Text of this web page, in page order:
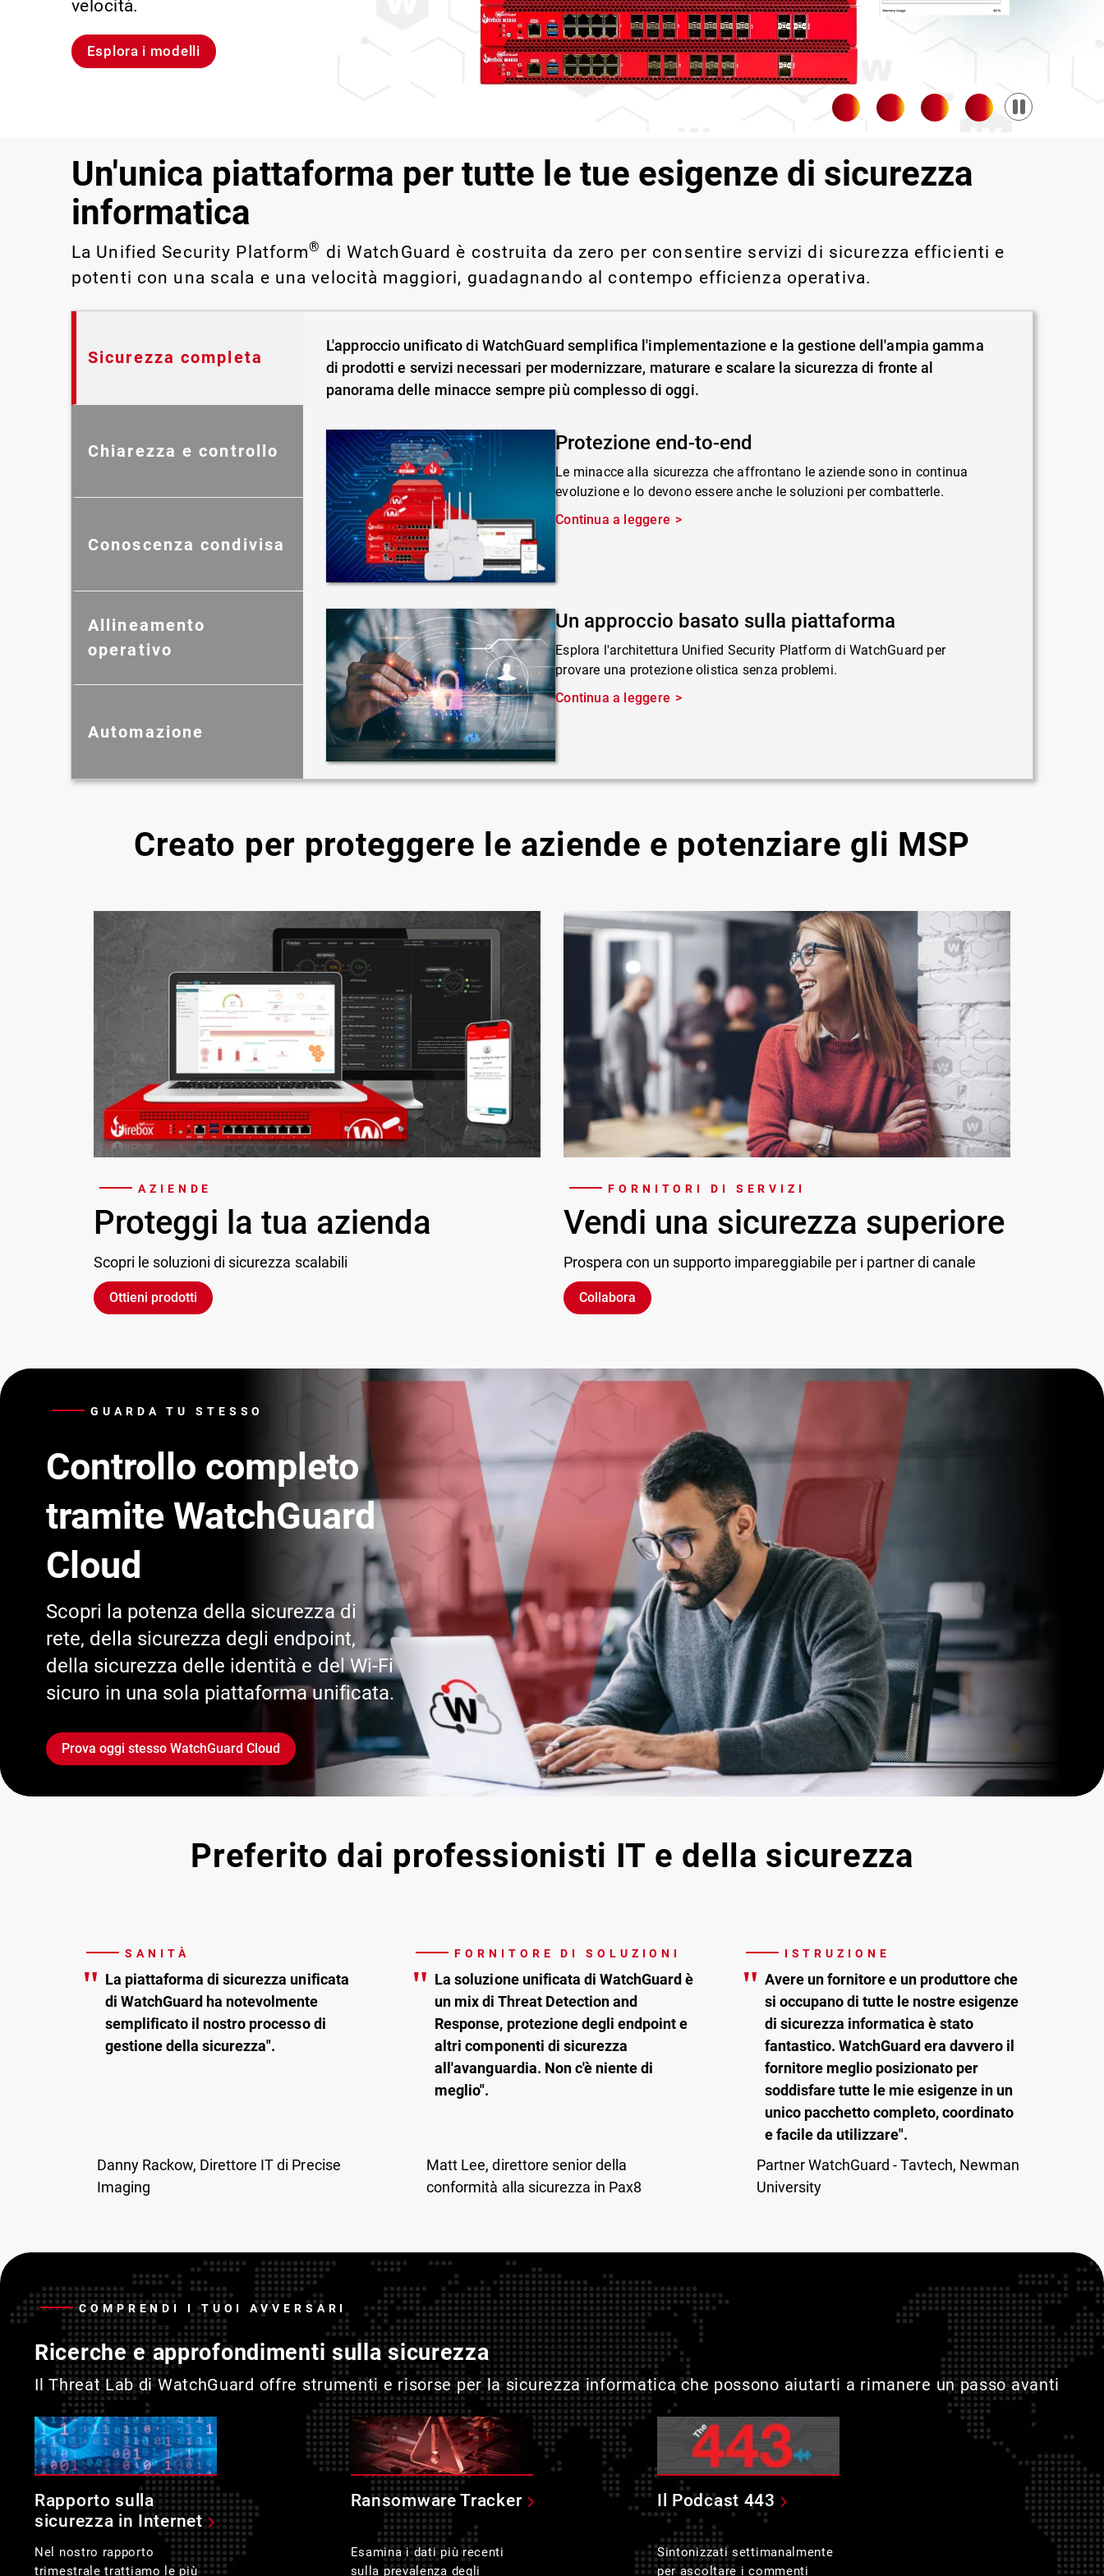
velocità.
Esplora i modelli
violazioni e portare alla luce rischi legati a Shadow AI e Shadow
IT impossibili da rilevare o gestire manualmente su larga scala.
Scopri Rai
Scopri WatchGuard EDR
Pause
Un'unica piattaforma per tutte le tue esigenze di sicurezza
informatica
La Unified Security Platform® di WatchGuard è costruita da zero per consentire servizi di sicurezza efficienti e
potenti con una scala e una velocità maggiori, guadagnando al contempo efficienza operativa.
Sicurezza completa
Chiarezza e controllo
Conoscenza condivisa
Allineamento
operativo
Automazione
L'approccio unificato di WatchGuard semplifica l'implementazione e la gestione dell'ampia gamma
di prodotti e servizi necessari per modernizzare, maturare e scalare la sicurezza di fronte al
panorama delle minacce sempre più complesso di oggi.
Protezione end-to-end
Le minacce alla sicurezza che affrontano le aziende sono in continua
evoluzione e lo devono essere anche le soluzioni per combatterle.
Continua a leggere
Un approccio basato sulla piattaforma
Esplora l'architettura Unified Security Platform di WatchGuard per
provare una protezione olistica senza problemi.
Continua a leggere
Creato per proteggere le aziende e potenziare gli MSP
AZIENDE
Proteggi la tua azienda
Scopri le soluzioni di sicurezza scalabili
Ottieni prodotti
FORNITORI DI SERVIZI
Vendi una sicurezza superiore
Prospera con un supporto impareggiabile per i partner di canale
Collabora
GUARDA TU STESSO
Controllo completo
tramite WatchGuard
Cloud
Scopri la potenza della sicurezza di
rete, della sicurezza degli endpoint,
della sicurezza delle identità e del Wi-Fi
sicuro in una sola piattaforma unificata.
Prova oggi stesso WatchGuard Cloud
Preferito dai professionisti IT e della sicurezza
SANITÀ
" La piattaforma di sicurezza unificata
di WatchGuard ha notevolmente
semplificato il nostro processo di
gestione della sicurezza".
Danny Rackow, Direttore IT di Precise
Imaging
FORNITORE DI SOLUZIONI
" La soluzione unificata di WatchGuard è
un mix di Threat Detection and
Response, protezione degli endpoint e
altri componenti di sicurezza
all'avanguardia. Non c'è niente di
meglio".
Matt Lee, direttore senior della
conformità alla sicurezza in Pax8
ISTRUZIONE
" Avere un fornitore e un produttore che
si occupano di tutte le nostre esigenze
di sicurezza informatica è stato
fantastico. WatchGuard era davvero il
fornitore meglio posizionato per
soddisfare tutte le mie esigenze in un
unico pacchetto completo, coordinato
e facile da utilizzare".
Partner WatchGuard - Tavtech, Newman
University
COMPRENDI I TUOI AVVERSARI
Ricerche e approfondimenti sulla sicurezza
Il Threat Lab di WatchGuard offre strumenti e risorse per la sicurezza informatica che possono aiutarti a rimanere un passo avanti
Rapporto sulla
sicurezza in Internet
Nel nostro rapporto
trimestrale trattiamo le più
Ransomware Tracker
Esamina i dati più recenti
sulla prevalenza degli
Il Podcast 443
Sintonizzati settimanalmente
per ascoltare i commenti